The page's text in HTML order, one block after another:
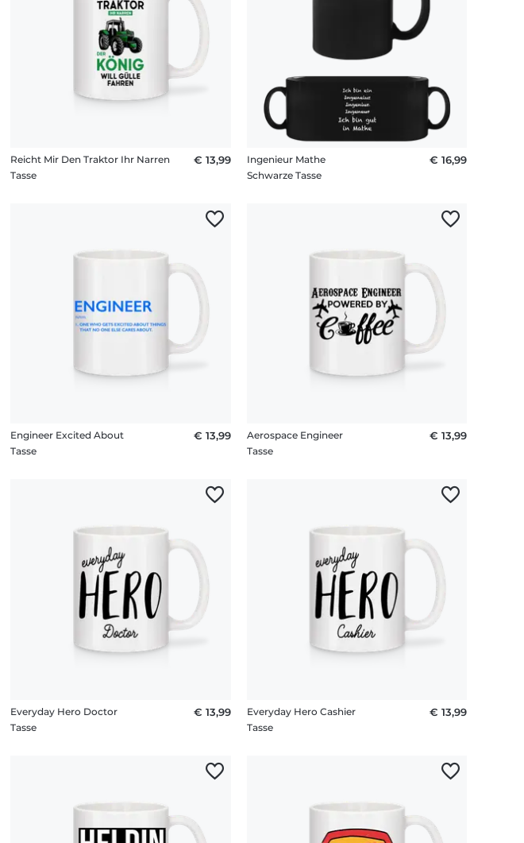
Reicht Mir Den Traktor Ihr Narren
Tasse
€ 13,99
Ingenieur Mathe
Schwarze Tasse
€ 16,99
Engineer Excited About
Tasse
€ 13,99
Aerospace Engineer
Tasse
€ 13,99
Everyday Hero Doctor
Tasse
€ 13,99
Everyday Hero Cashier
Tasse
€ 13,99